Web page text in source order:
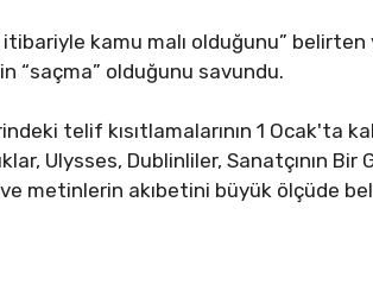
kamu malı olduğunu” belirten
“saçma” olduğunu savundu.
telif kısıtlamalarının 1 Ocak'ta
Ulysses, Dublinliler, Sanatçının Bir
metinlerin akıbetini büyük ölçüde